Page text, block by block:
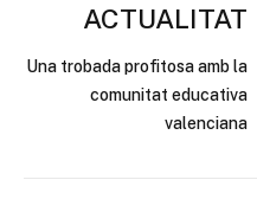
ACTUALITAT
Una trobada profitosa amb la
comunitat educativa
valenciana